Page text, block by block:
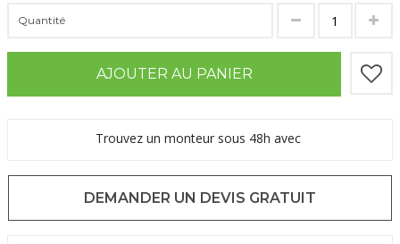
Quantité
AJOUTER AU PANIER
Trouvez un monteur sous 48h avec
DEMANDER UN DEVIS GRATUIT